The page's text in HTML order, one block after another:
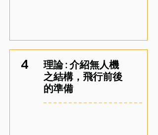
4
理論 : 介紹無人機
之結構，飛行前後
的準備